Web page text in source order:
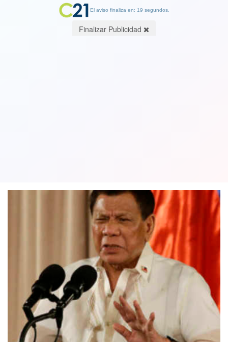
El aviso finaliza en: 19 segundos.
Finalizar Publicidad